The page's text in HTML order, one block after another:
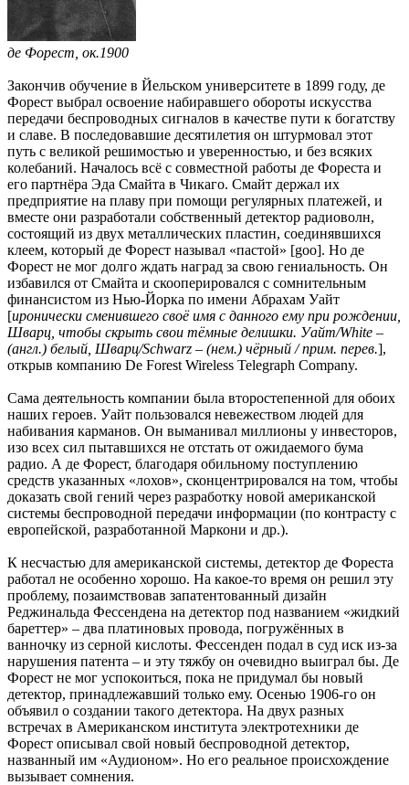
де Форест, ок.1900
Закончив обучение в Йельском университете в 1899 году, де
Форест выбрал освоение набиравшего обороты искусства
передачи беспроводных сигналов в качестве пути к богатству
и славе. В последовавшие десятилетия он штурмовал этот
путь с великой решимостью и уверенностью, и без всяких
колебаний. Началось всё с совместной работы де Фореста и
его партнёра Эда Смайта в Чикаго. Смайт держал их
предприятие на плаву при помощи регулярных платежей, и
вместе они разработали собственный детектор радиоволн,
состоящий из двух металлических пластин, соединявшихся
клеем, который де Форест называл «пастой» [goo]. Но де
Форест не мог долго ждать наград за свою гениальность. Он
избавился от Смайта и скооперировался с сомнительным
финансистом из Нью-Йорка по имени Абрахам Уайт
[иронически сменившего своё имя с данного ему при рождении,
Шварц, чтобы скрыть свои тёмные делишки. Уайт/White –
(англ.) белый, Шварц/Schwarz – (нем.) чёрный / прим. перев.],
открыв компанию De Forest Wireless Telegraph Company.
Сама деятельность компании была второстепенной для обоих
наших героев. Уайт пользовался невежеством людей для
набивания карманов. Он выманивал миллионы у инвесторов,
изо всех сил пытавшихся не отстать от ожидаемого бума
радио. А де Форест, благодаря обильному поступлению
средств указанных «лохов», сконцентрировался на том, чтобы
доказать свой гений через разработку новой американской
системы беспроводной передачи информации (по контрасту с
европейской, разработанной Маркони и др.).
К несчастью для американской системы, детектор де Фореста
работал не особенно хорошо. На какое-то время он решил эту
проблему, позаимствовав запатентованный дизайн
Реджинальда Фессендена на детектор под названием «жидкий
бареттер» – два платиновых провода, погружённых в
ванночку из серной кислоты. Фессенден подал в суд иск из-за
нарушения патента – и эту тяжбу он очевидно выиграл бы. Де
Форест не мог успокоиться, пока не придумал бы новый
детектор, принадлежавший только ему. Осенью 1906-го он
объявил о создании такого детектора. На двух разных
встречах в Американском института электротехники де
Форест описывал свой новый беспроводной детектор,
названный им «Аудионом». Но его реальное происхождение
вызывает сомнения.